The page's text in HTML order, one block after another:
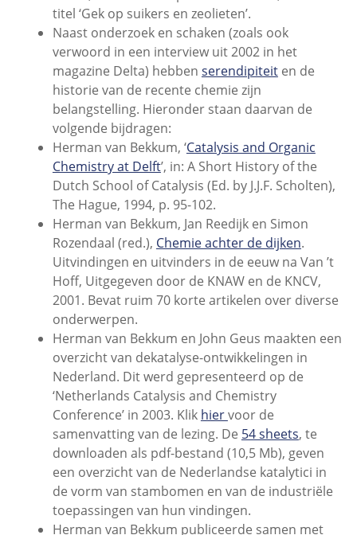
titel ‘Gek op suikers en zeolieten’.
Naast onderzoek en schaken (zoals ook
verwoord in een interview uit 2002 in het
magazine Delta) hebben serendipiteiten de
historie van de recente chemie zijn
belangstelling. Hieronder staan daarvan de
volgende bijdragen:
Herman van Bekkum, ‘Catalysis and Organic
Chemistry at Delft’, in: A Short History of the
Dutch School of Catalysis (Ed. by J.J.F. Scholten),
The Hague, 1994, p. 95-102.
Herman van Bekkum, Jan Reedijk en Simon
Rozendaal (red.), Chemie achter de dijken.
Uitvindingen en uitvinders in de eeuw na Van ’t
Hoff, Uitgegeven door de KNAW en de KNCV,
2001. Bevat ruim 70 korte artikelen over diverse
onderwerpen.
Herman van Bekkum en John Geus maakten een
overzicht van dekatalyse-ontwikkelingen in
Nederland. Dit werd gepresenteerd op de
‘Netherlands Catalysis and Chemistry
Conference’ in 2003. Klik hiervoor de
samenvatting van de lezing. De 54 sheets, te
downloaden als pdf-bestand (10,5 Mb), geven
een overzicht van de Nederlandse katalytici in
de vorm van stambomen en van de industriële
toepassingen van hun vindingen.
Herman van Bekkum publiceerde samen met